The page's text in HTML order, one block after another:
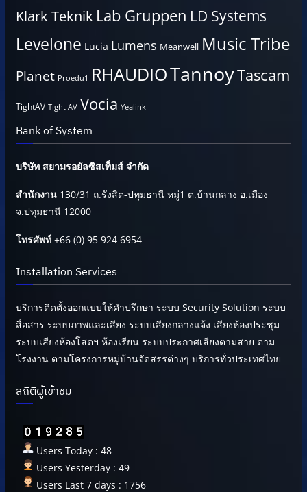
Klark Teknik Lab Gruppen LD Systems
Levelone Lucia Lumens Meanwell Music Tribe
Planet Proedu1 RHAUDIOTannoyTascam
TightAV Tight AV Vocia Yealink
Bank of System
บริษัท สยามรอยัลซิสเท็มส์ จำกัด
สำนักงาน130/31 ถ.รังสิต-ปทุมธานี หมู่1 ต.บ้านกลาง อ.เมือง
จ.ปทุมธานี 12000
โทรศัพท์+66 (0) 95 924 6954
Installation Services
บริการติดตั้งออกแบบให้คำปรึกษา ระบบ Security Solution ระบบ
สื่อสาร ระบบภาพและเสียง ระบบเสียงกลางแจ้ง เสียงห้องประชุม
ระบบเสียงห้องโสตฯ ห้องเรียน ระบบประกาศเสียงตามสาย ตาม
โรงงาน ตามโครงการหมู่บ้านจัดสรรต่างๆ บริการทั่วประเทศไทย
สถิติผู้เข้าชม
Users Today : 48
Users Yesterday : 49
Users Last 7 days : 1756